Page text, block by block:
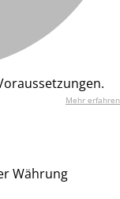
Mehr erfahren
Währung